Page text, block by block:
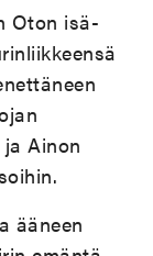
Oton isä-
Ainon
ääneen